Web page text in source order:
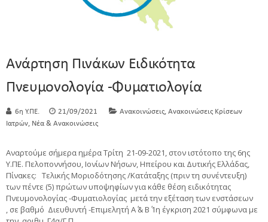
Ανάρτηση Πινάκων Ειδικότητα
Πνευμονολογία -Φυματιολογία
6η Υ.ΠΕ. 21/09/2021 Ανακοινώσεις, Ανακοινώσεις Κρίσεων
Ιατρών, Νέα & Ανακοινώσεις
Αναρτούμε σήμερα ημέρα Τρίτη 21-09-2021, στον ιστότοπο της 6ης
Υ.ΠΕ. Πελοποννήσου, Ιονίων Νήσων, Ηπείρου και Δυτικής Ελλάδας,
Πίνακες: Τελικής Μοριοδότησης /Κατάταξης (πριν τη συνέντευξη)
των πέντε (5) πρώτων υποψηφίων για κάθε θέση ειδικότητας
Πνευμονολογίας -Φυματιολογίας μετά την εξέταση των ενστάσεων
, σε βαθμό Διευθυντή -Επιμελητή Α΄ & Β΄ 1η έγκριση 2021 σύμφωνα με